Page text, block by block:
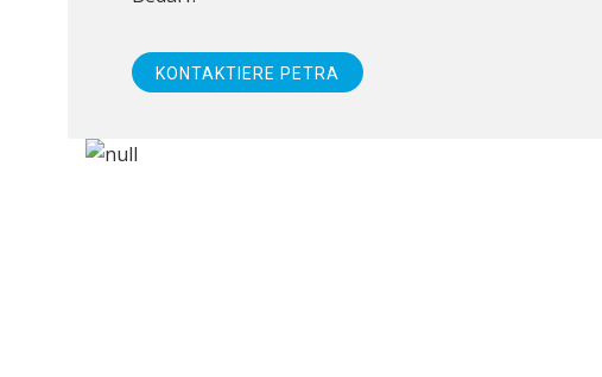
KONTAKTIERE PETRA